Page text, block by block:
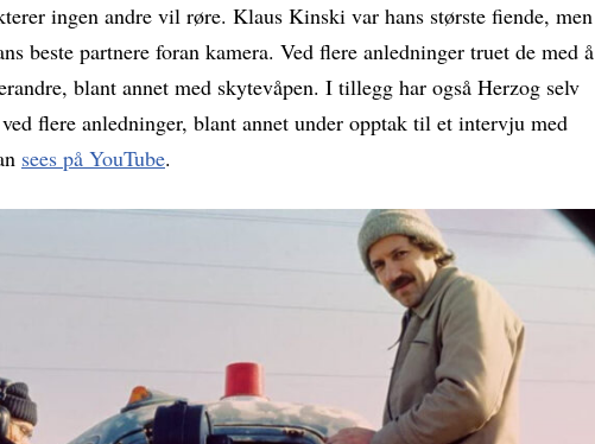
ingen andre vil røre. Klaus Kinski var hans største fiende, men
beste partnere foran kamera. Ved flere anledninger truet de med å
blant annet med skytevåpen. I tillegg har også Herzog selv
flere anledninger, blant annet under opptak til et intervju med
sees på YouTube.